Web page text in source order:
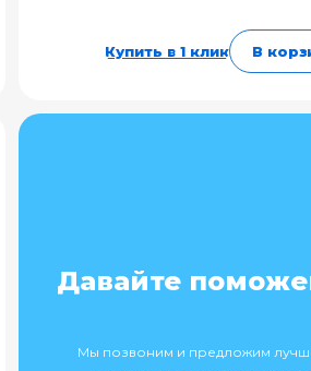
Купить в 1 клик В
Давайте
Мы позвоним и предложим